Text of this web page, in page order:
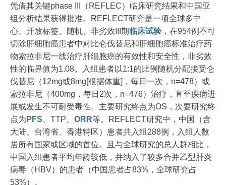
凭借其关键phase III（REFLEC）临床研究结果和中国亚
组分析结果获得批准。REFLECT研究是一项全球多中
心、开放标签、随机、非劣效III期临床试验 ，在954例不可
切除肝细胞癌患者中对比仑伐替尼和肝细胞癌标准治疗药
物索拉非尼一线治疗肝细胞癌的有效性和安全性，非劣效
性的临界值为1.08。入组患者以1:1的比例随机分配接受仑
伐替尼（12mg或8mg[根据体重]，每日一次，n=478）或
索拉非尼（400mg，每日2次，n=476）治疗，直至疾病进
展或发生不可耐受毒性。主要研究终点为OS，次要研究终
点为 PFS 、TTP、 ORR等。REFLECT研究中，中国（含
大陆、台湾省、香港特区）患者共入组288例，入组人数
居所有国家或区域的首位。且与全球研究的总人群相比，
中国入组患者平均年龄较低，并纳入了较多合并乙型肝炎
病毒（HBV）的患者（中国患者占83%，全球研究占
53%）。